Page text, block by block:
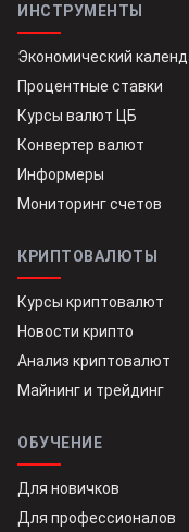
ИНСТРУМЕНТЫ
Экономический
Процентные ставки
Курсы валют ЦБ
Конвертер валют
Информеры
Мониторинг счетов
КРИПТОВАЛЮТЫ
Курсы криптовалют
Новости крипто
Анализ криптовалют
Майнинг и трейдинг
ОБУЧЕНИЕ
Для новичков
Для профессионалов